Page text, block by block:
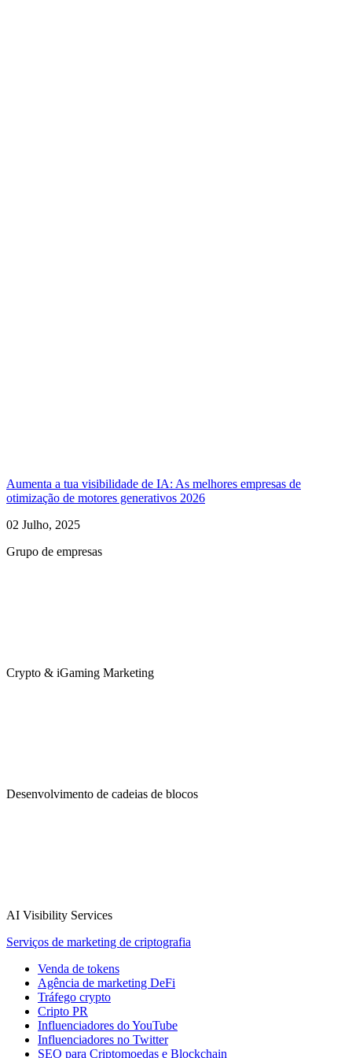
Aumenta a tua visibilidade de IA: As melhores empresas de
otimização de motores generativos 2026
02 Julho, 2025
Grupo de empresas
Crypto & iGaming Marketing
Desenvolvimento de cadeias de blocos
AI Visibility Services
Serviços de marketing de criptografia
Venda de tokens
Agência de marketing DeFi
Tráfego crypto
Cripto PR
Influenciadores do YouTube
Influenciadores no Twitter
SEO para Criptomoedas e Blockchain